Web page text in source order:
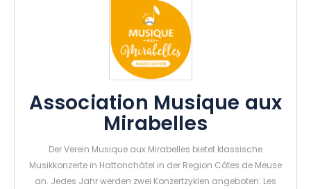
unvergessliches Musikerlebnis im Herzen des Departements
Association Musique aux
Mirabelles
Der Verein Musique aux Mirabelles bietet klassische
Musikkonzerte in Hattonchâtel in der Region Côtes de Meuse
an. Jedes Jahr werden zwei Konzertzyklen angeboten: Les